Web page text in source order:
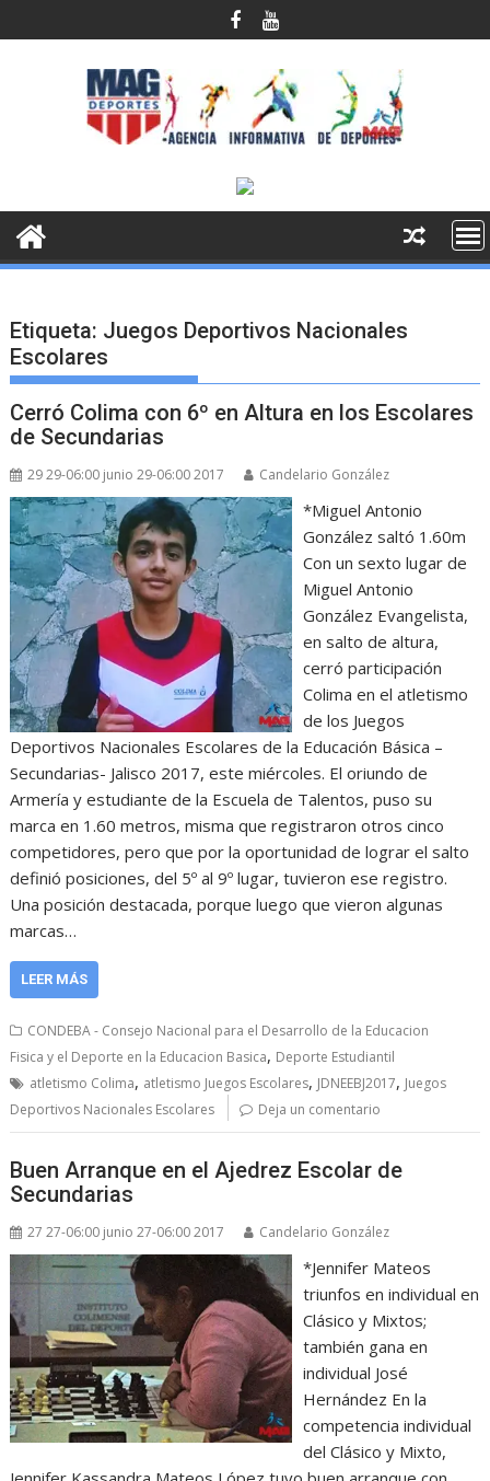
al
Etiqueta: Juegos Deportivos Nacionales
Escolares
Cerró Colima con 6º en Altura en los Escolares
de Secundarias
29 29-06:00 junio 29-06:00 2017 Candelario González
*Miguel Antonio
González saltó 1.60m
Con un sexto lugar de
Miguel Antonio
González Evangelista,
en salto de altura,
cerró participación
Colima en el atletismo
de los Juegos
Deportivos Nacionales Escolares de la Educación Básica –
Secundarias- Jalisco 2017, este miércoles. El oriundo de
Armería y estudiante de la Escuela de Talentos, puso su
marca en 1.60 metros, misma que registraron otros cinco
competidores, pero que por la oportunidad de lograr el salto
definió posiciones, del 5º al 9º lugar, tuvieron ese registro.
Una posición destacada, porque luego que vieron algunas
marcas…
LEER MÁS
CONDEBA - Consejo Nacional para el Desarrollo de la Educacion
Fisica y el Deporte en la Educacion Basica, Deporte Estudiantil
atletismo Colima, atletismo Juegos Escolares, JDNEEBJ2017, Juegos
Deportivos Nacionales Escolares
Deja un comentario
Buen Arranque en el Ajedrez Escolar de
Secundarias
27 27-06:00 junio 27-06:00 2017 Candelario González
*Jennifer Mateos
triunfos en individual en
Clásico y Mixtos;
también gana en
individual José
Hernández En la
competencia individual
del Clásico y Mixto,